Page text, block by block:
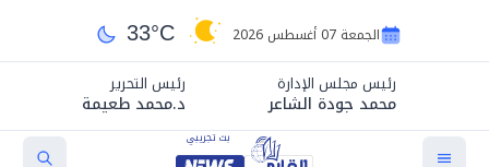
الجمعة 07 أغسطس 2026 33°C
رئيس مجلس الإدارة
محمد جودة الشاعر
رئيس التحرير
د.محمد طعيمة